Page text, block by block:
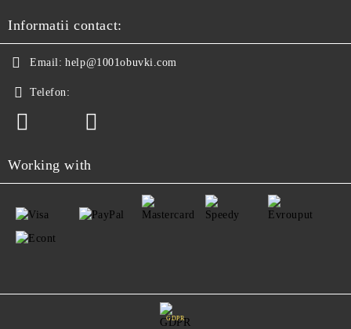
Informatii contact:
Email: help@1001obuvki.com
Telefon:
Working with
GDPR